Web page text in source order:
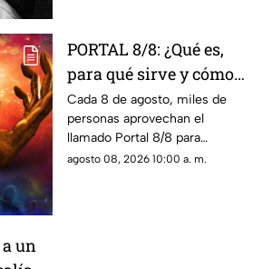
PORTAL 8/8: ¿Qué es,
para qué sirve y cómo
manifestar
correctamente?
Cada 8 de agosto, miles de
personas aprovechan el
llamado Portal 8/8 para
reflexionar, pedir y establecer
agosto 08, 2026 10:00 a. m.
un